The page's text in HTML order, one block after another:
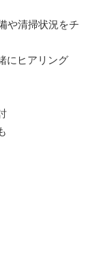
や清掃状況をチ
にヒアリング